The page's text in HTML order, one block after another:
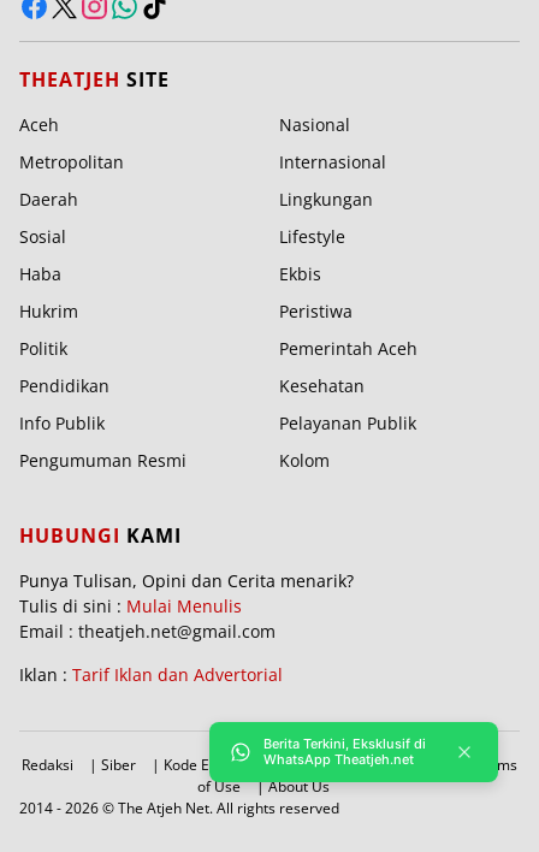
THEATJEH SITE
Aceh
Nasional
Metropolitan
Internasional
Daerah
Lingkungan
Sosial
Lifestyle
Haba
Ekbis
Hukrim
Peristiwa
Politik
Pemerintah Aceh
Pendidikan
Kesehatan
Info Publik
Pelayanan Publik
Pengumuman Resmi
Kolom
HUBUNGI KAMI
Punya Tulisan, Opini dan Cerita menarik?
Tulis di sini : Mulai Menulis
Email : theatjeh.net@gmail.com
Iklan : Tarif Iklan dan Advertorial
Redaksi | Siber | Kode Etik | PBRA |Donasi |Sitemap |
Terms
of Use |About Us
2014 -2026 © The Atjeh Net. All rights reserved
Berita Terkini, Eksklusif di
WhatsApp Theatjeh.net